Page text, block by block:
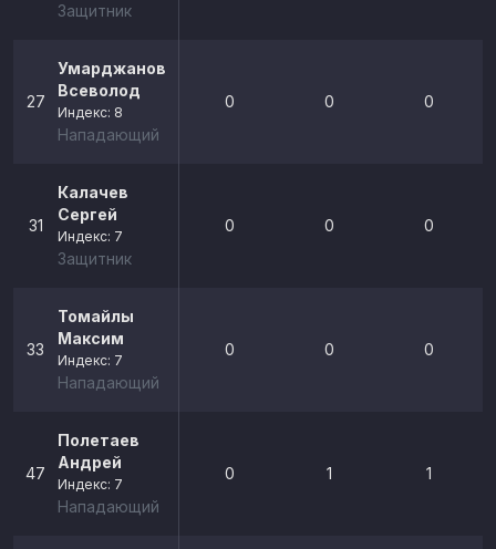
Защитник
27
Умарджанов
Всеволод
Индекс: 8
Нападающий
0 0 0
31
Калачев
Сергей
Индекс: 7
Защитник
0 0 0
33
Томайлы
Максим
Индекс: 7
Нападающий
0 0 0
47
Полетаев
Андрей
Индекс: 7
Нападающий
0 1 1